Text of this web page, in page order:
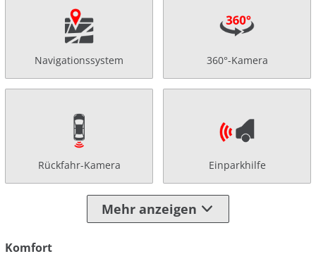
Navigationssystem 360°-Kamera
Rückfahr-Kamera Einparkhilfe
Mehr anzeigen
Komfort